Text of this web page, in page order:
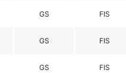
GS FIS
GS FIS
GS FIS